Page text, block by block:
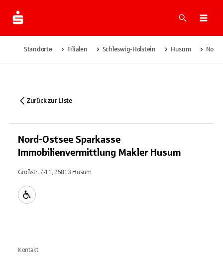
Suche
Standorte Filialen Schleswig-Holstein Husum
Zurück zur Liste
Nord-Ostsee Sparkasse
Immobilienvermittlung Makler Husum
Großstr. 7-11, 25813 Husum
Kontakt